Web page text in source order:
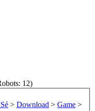
12)
> Download > Game >